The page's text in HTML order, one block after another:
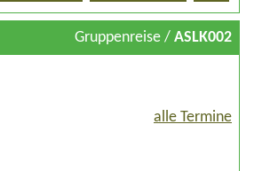
Gruppenreise / ASLK002
alle Termine